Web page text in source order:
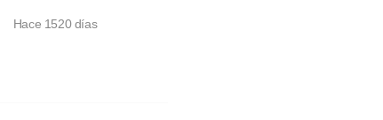
Hace 1520 días